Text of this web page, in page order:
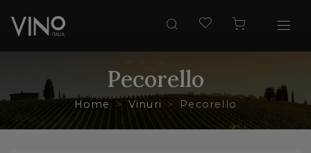
Pecorello
Home Vinuri Pecorello